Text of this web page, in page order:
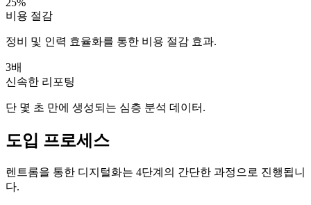
25%
비용 절감
정비 및 인력 효율화를 통한 비용 절감 효과.
3배
신속한 리포팅
단 몇 초 만에 생성되는 심층 분석 데이터.
도입 프로세스
렌트롬을 통한 디지털화는 4단계의 간단한 과정으로 진행됩니
다.